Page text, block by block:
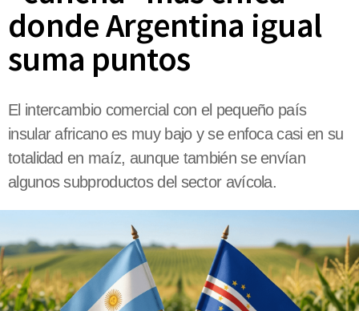
donde Argentina igual
suma puntos
El intercambio comercial con el pequeño país
insular africano es muy bajo y se enfoca casi en su
totalidad en maíz, aunque también se envían
algunos subproductos del sector avícola.